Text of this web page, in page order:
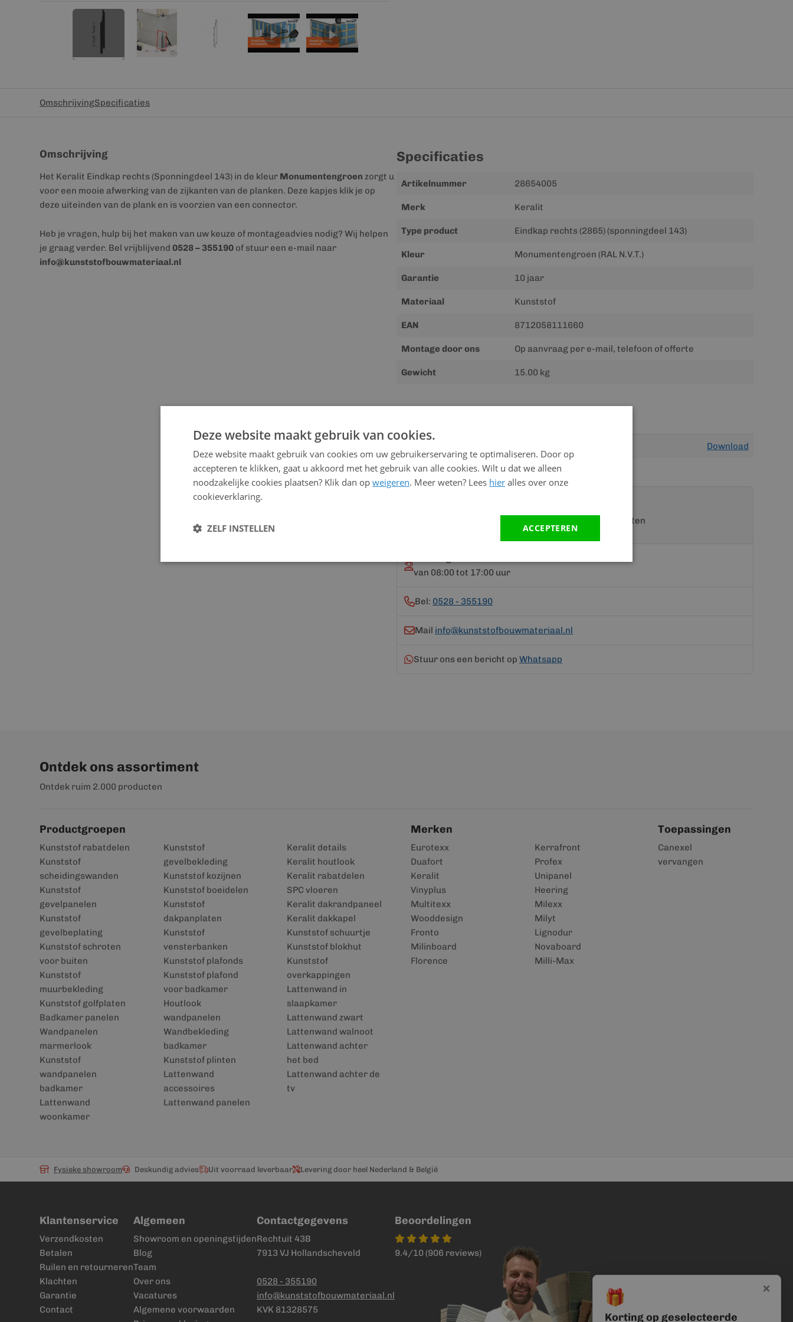
OmschrijvingSpecificaties
Omschrijving
Het Keralit Eindkap rechts (Sponningdeel 143) in de kleur Monumentengroen zorgt u
voor een mooie afwerking van de zijkanten van de planken. Deze kapjes klik je op
deze uiteinden van de plank en is voorzien van een connector.
Heb je vragen, hulp bij het maken van uw keuze of montageadvies nodig? Wij helpen
je graag verder. Bel vrijblijvend 0528 – 355190 of stuur een e-mail naar
info@kunststofbouwmateriaal.nl
Specificaties
Meer
Artikelnummer 28654005
Merk Keralit
Type product Eindkap rechts (2865) (sponningdeel 143)
Kleur Monumentengroen (RAL N.V.T.)
Garantie 10 jaar
Materiaal Kunststof
EAN 8712058111660
Montage door ons Op aanvraag per e-mail, telefoon of offerte
Gewicht 15.00 kg
Meer
informatie
Download
Neem contact op met een van onze specialisten
van 08:00 tot 17:00 uur
Bel: 0528 - 355190
Mail info@kunststofbouwmateriaal.nl
Stuur ons een bericht op Whatsapp
Ontdek ons assortiment
Ontdek ruim 2.000 producten
Productgroepen
Kunststof rabatdelen
Kunststof
scheidingswanden
Kunststof
gevelpanelen
Kunststof
gevelbeplating
Kunststof schroten
voor buiten
Kunststof
muurbekleding
Kunststof golfplaten
Badkamer panelen
Wandpanelen
marmerlook
Kunststof
wandpanelen
badkamer
Lattenwand
woonkamer
Kunststof
gevelbekleding
Kunststof kozijnen
Kunststof boeidelen
Kunststof
dakpanplaten
Kunststof
vensterbanken
Kunststof plafonds
Kunststof plafond
voor badkamer
Houtlook
wandpanelen
Wandbekleding
badkamer
Kunststof plinten
Lattenwand
accessoires
Lattenwand panelen
Keralit details
Keralit houtlook
Keralit rabatdelen
SPC vloeren
Keralit dakrandpaneel
Keralit dakkapel
Kunststof schuurtje
Kunststof blokhut
Kunststof
overkappingen
Lattenwand in
slaapkamer
Lattenwand zwart
Lattenwand walnoot
Lattenwand achter
het bed
Lattenwand achter de
tv
Merken
Eurotexx
Duafort
Keralit
Vinyplus
Multitexx
Wooddesign
Fronto
Milinboard
Florence
Kerrafront
Profex
Unipanel
Heering
Milexx
Milyt
Lignodur
Novaboard
Milli-Max
Toepassingen
Canexel
vervangen
Fysieke showroom Deskundig advies Uit voorraad leverbaar Levering door heel Nederland & België
Klantenservice
Verzendkosten
Betalen
Ruilen en retourneren
Klachten
Garantie
Contact
Algemeen
Showroom en openingstijden
Blog
Team
Over ons
Vacatures
Algemene voorwaarden
Contactgegevens
Rechtuit 43B
7913 VJ Hollandscheveld
0528 - 355190
info@kunststofbouwmateriaal.nl
KVK 81328575
Beoordelingen
9.4/10 (906 reviews)
×
🎁
Korting op geselecteerde
Deze website maakt gebruik van cookies.
Deze website maakt gebruik van cookies om uw gebruikerservaring te optimaliseren. Door op
accepteren te klikken, gaat u akkoord met het gebruik van alle cookies. Wilt u dat we alleen
noodzakelijke cookies plaatsen? Klik dan op weigeren. Meer weten? Lees hier alles over onze
cookieverklaring.
ACCEPTEREN
ZELF INSTELLEN